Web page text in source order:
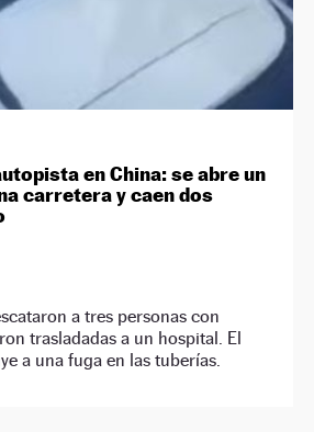
en China: se abre un
carretera y caen dos
a tres personas con
trasladadas a un hospital. El
a una fuga en las tuberías.